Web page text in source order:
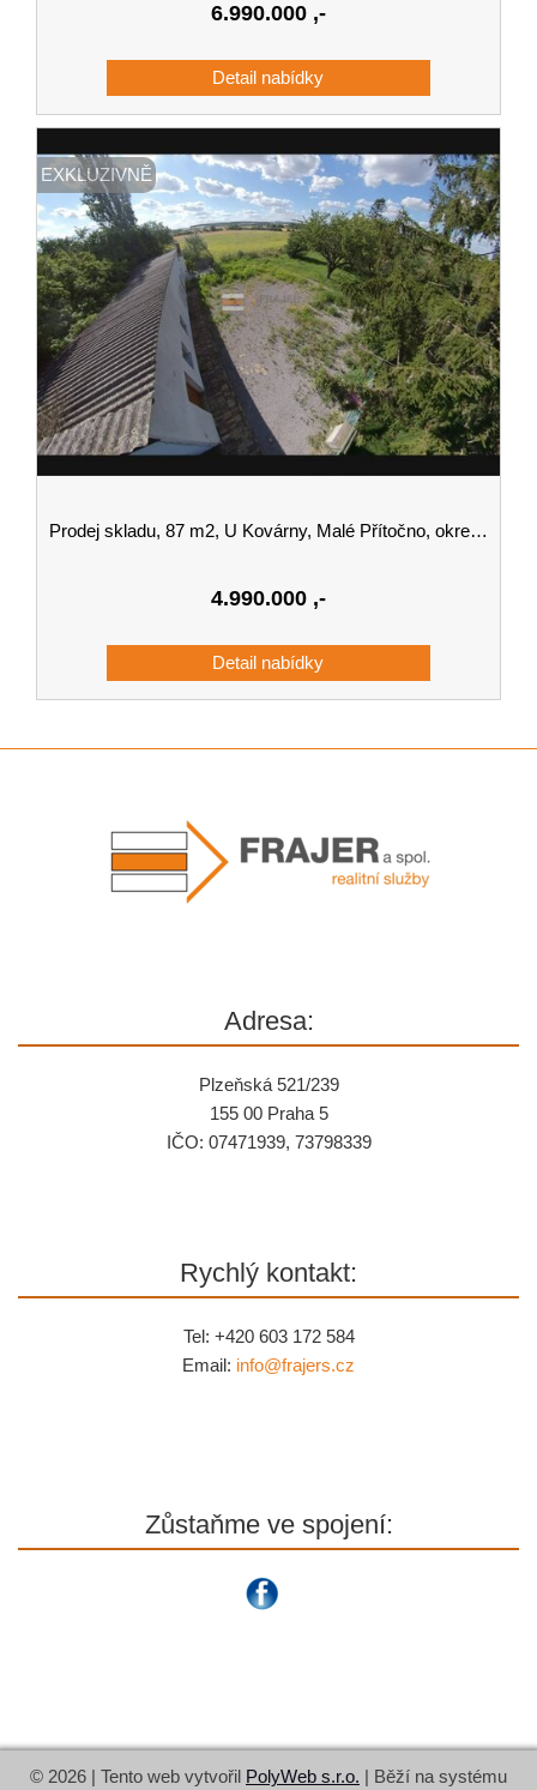
6.990.000 ,-
EXKLUZIVNĚ
Prodej skladu, 87 m2, U Kovárny, Malé Přítočno, okres Kladno
4.990.000 ,-
Adresa:
Plzeňská 521/239
155 00 Praha 5
IČO: 07471939, 73798339
Rychlý kontakt:
Tel: +420 603 172 584
Email: info@frajers.cz
Zůstaňme ve spojení:
© 2026 | Tento web vytvořil PolyWeb s.r.o. | Běží na systému